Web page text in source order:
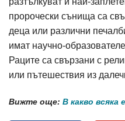
пророчески сънища са
деца или различни
имат научно-
Раците са свързани с
или пътешествия из
Вижте още: В какво всяка